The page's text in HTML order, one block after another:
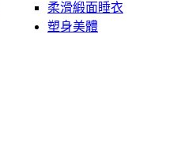
柔滑緞面睡衣
塑身美體